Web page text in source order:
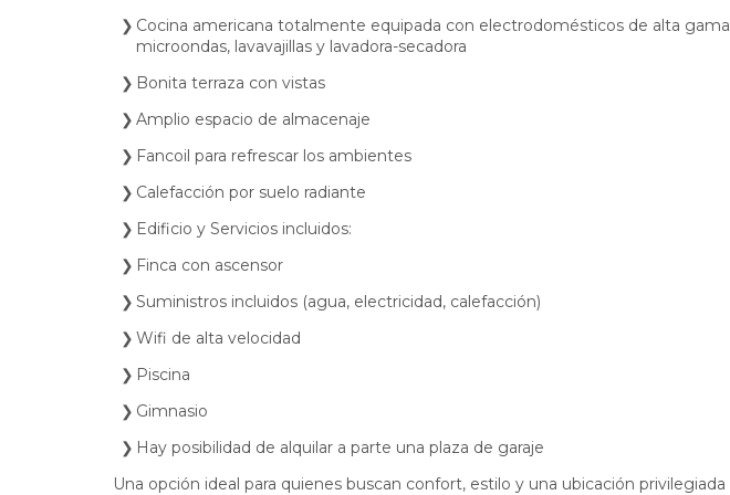
Cocina americana totalmente equipada con electrodomésticos de alta
microondas, lavavajillas y lavadora-secadora
Bonita terraza con vistas
Amplio espacio de almacenaje
Fancoil para refrescar los ambientes
Calefacción por suelo radiante
Edificio y Servicios incluidos:
Finca con ascensor
Suministros incluidos (agua, electricidad, calefacción)
Wifi de alta velocidad
Piscina
Gimnasio
Hay posibilidad de alquilar a parte una plaza de garaje
Una opción ideal para quienes buscan confort, estilo y una ubicación privilegiada